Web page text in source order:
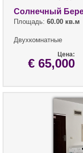
Солнечный
Площадь: 60.00 кв.м
Двухкомнатные
Цена:
€ 65,000